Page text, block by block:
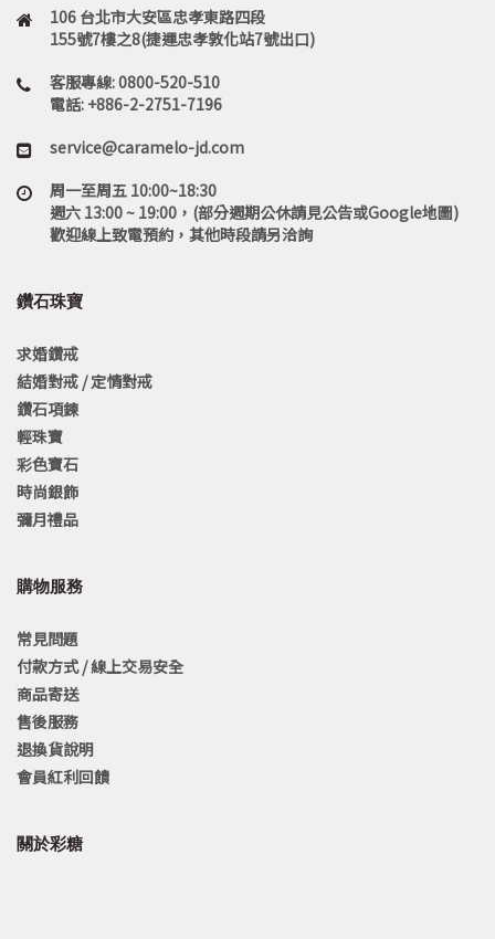
106 台北市大安區忠孝東路四段
155號7樓之8(捷運忠孝敦化站7號出口)
客服專線: 0800-520-510
電話: +886-2-2751-7196
service@caramelo-jd.com
周一至周五 10:00~18:30
週六 13:00 ~ 19:00，(部分週期公休請見公告或Google地圖)
歡迎線上致電預約，其他時段請另洽詢
鑽石珠寶
求婚鑽戒
結婚對戒 / 定情對戒
鑽石項鍊
輕珠寶
彩色寶石
時尚銀飾
彌月禮品
購物服務
常見問題
付款方式 / 線上交易安全
商品寄送
售後服務
退換貨說明
會員紅利回饋
關於彩糖